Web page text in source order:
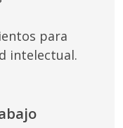
para
intelectual.